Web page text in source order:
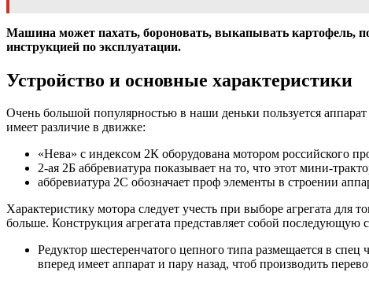
Машина может пахать, бороновать, выкапывать картофель,
инструкцией по эксплуатации.
Устройство и основные характеристики
Очень большой популярностью в наши деньки пользуется
имеет различие в движке:
«Нева» с индексом 2К оборудована мотором российского
2-ая 2Б аббревиатура показывает на то, что этот мини-
аббревиатура 2С обозначает проф элементы в строении
Характеристику мотора следует учесть при выборе агрегата для
больше. Конструкция агрегата представляет собой последующую
Редуктор шестеренчатого цепного типа размещается в
вперед имеет аппарат и пару назад, чтоб производить